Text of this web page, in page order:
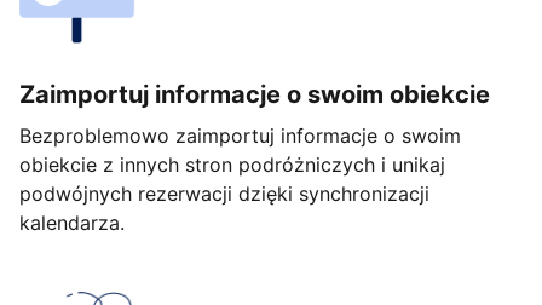
Zaimportuj informacje o swoim obiekcie
Bezproblemowo zaimportuj informacje o swoim
obiekcie z innych stron podróżniczych i unikaj
podwójnych rezerwacji dzięki synchronizacji
kalendarza.